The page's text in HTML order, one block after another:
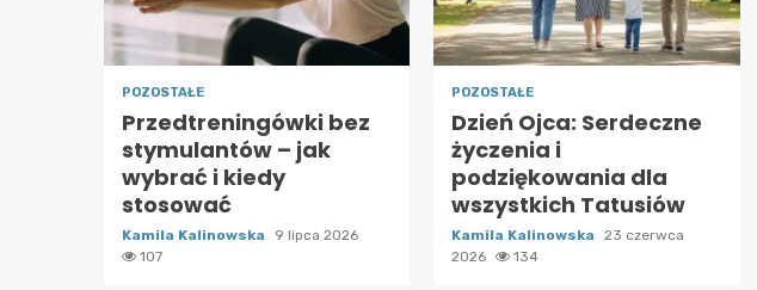
POZOSTAŁE
Przedtreningówki bez
stymulantów – jak
wybrać i kiedy
stosować
Kamila Kalinowska
9 lipca 2026
107
POZOSTAŁE
Dzień Ojca: Serdeczne
życzenia i
podziękowania dla
wszystkich Tatusiów
Kamila Kalinowska
23 czerwca
2026
134